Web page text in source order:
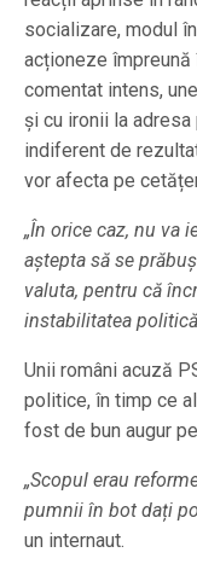
socializare, modul
acționeze împreună
comentat intens,
și cu ironii la
indiferent de
vor afecta pe
„În orice caz, nu va
aștepta să se
valuta, pentru că
instabilitatea
Unii români acuză
politice, în timp ce
fost de bun augur
„Scopul erau
pumnii în bot dați
un internaut.